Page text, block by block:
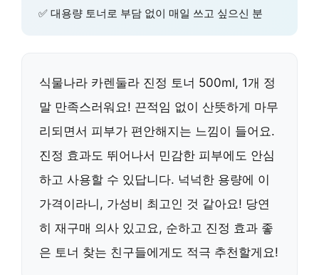
✅ 대용량 토너로 부담 없이 매일 쓰고 싶으신 분
식물나라 카렌둘라 진정 토너 500ml, 1개 정
말 만족스러워요! 끈적임 없이 산뜻하게 마무
리되면서 피부가 편안해지는 느낌이 들어요.
진정 효과도 뛰어나서 민감한 피부에도 안심
하고 사용할 수 있답니다. 넉넉한 용량에 이
가격이라니, 가성비 최고인 것 같아요! 당연
히 재구매 의사 있고요, 순하고 진정 효과 좋
은 토너 찾는 친구들에게도 적극 추천할게요!